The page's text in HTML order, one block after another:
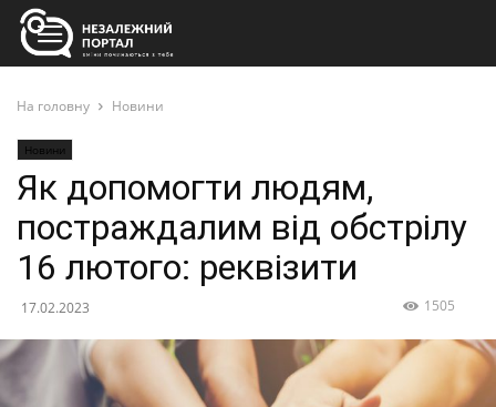
На головну Новини
Новини
Як допомогти людям,
постраждалим від обстрілу
16 лютого: реквізити
17.02.2023 1505